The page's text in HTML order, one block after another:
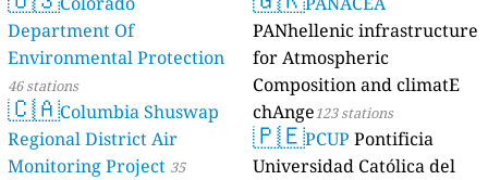
Department Of
Environmental Protection
46 stations
🇨🇦Columbia Shuswap
Regional District Air
Monitoring Project 35
PANhellenic infrastructure
for Atmospheric
Composition and climatE
chAnge123 stations
🇵🇪PCUP Pontificia
Universidad Católica del